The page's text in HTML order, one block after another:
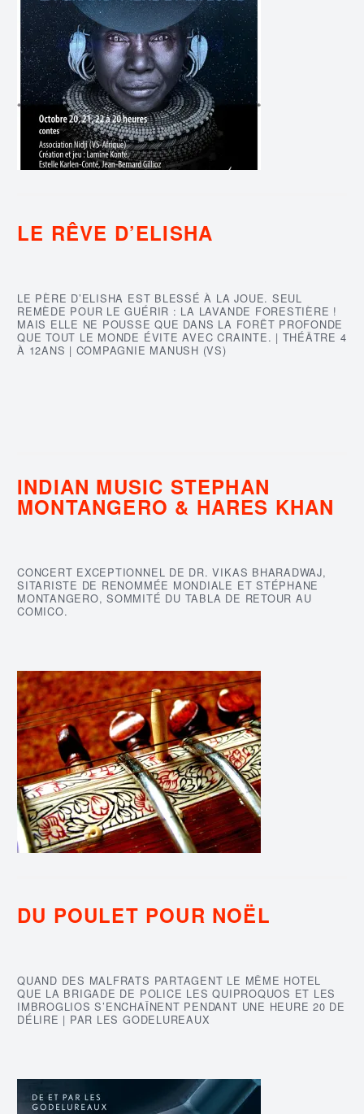
LE RÊVE D’ELISHA
LE PÈRE D’ELISHA EST BLESSÉ À LA JOUE. SEUL
REMÈDE POUR LE GUÉRIR : LA LAVANDE FORESTIÈRE !
MAIS ELLE NE POUSSE QUE DANS LA FORÊT PROFONDE
QUE TOUT LE MONDE ÉVITE AVEC CRAINTE. | THÉÂTRE 4
À 12ANS | COMPAGNIE MANUSH (VS)
INDIAN MUSIC STEPHAN
MONTANGERO & HARES KHAN
CONCERT EXCEPTIONNEL DE DR. VIKAS BHARADWAJ,
SITARISTE DE RENOMMÉE MONDIALE ET STÉPHANE
MONTANGERO, SOMMITÉ DU TABLA DE RETOUR AU
COMICO.
DU POULET POUR NOËL
QUAND DES MALFRATS PARTAGENT LE MÊME HOTEL
QUE LA BRIGADE DE POLICE LES QUIPROQUOS ET LES
IMBROGLIOS S’ENCHAÎNENT PENDANT UNE HEURE 20 DE
DÉLIRE | PAR LES GODELUREAUX